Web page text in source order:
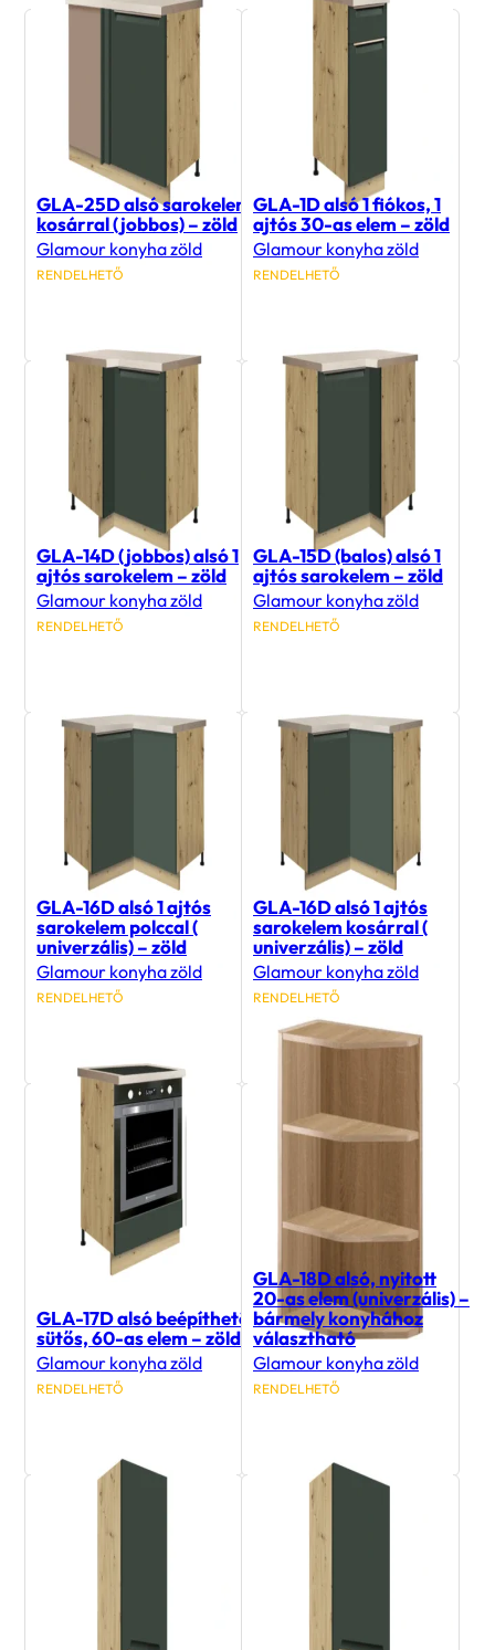
GLA-25D alsó sarokelem
kosárral (jobbos) – zöld
Glamour konyha zöld
RENDELHETŐ
GLA-1D alsó 1 fiókos, 1
ajtós 30-as elem – zöld
Glamour konyha zöld
RENDELHETŐ
GLA-14D (jobbos) alsó 1
ajtós sarokelem – zöld
Glamour konyha zöld
RENDELHETŐ
GLA-15D (balos) alsó 1
ajtós sarokelem – zöld
Glamour konyha zöld
RENDELHETŐ
GLA-16D alsó 1 ajtós
sarokelem polccal (
univerzális) – zöld
Glamour konyha zöld
RENDELHETŐ
GLA-16D alsó 1 ajtós
sarokelem kosárral (
univerzális) – zöld
Glamour konyha zöld
RENDELHETŐ
97 400Ft
GLA-17D alsó beépíthető
sütős, 60-as elem – zöld
Glamour konyha zöld
RENDELHETŐ
GLA-18D alsó, nyitott
20-as elem (univerzális) –
bármely konyhához
választható
Glamour konyha zöld
RENDELHETŐ